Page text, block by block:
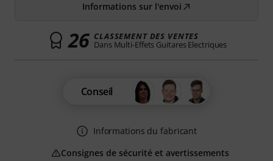
Informations sur l'envoi
26 CLASSEMENT DES VENTES
Dans Multi-Effets Guitares Electriques
Conseil
Informations du fabricant
Consignes de sécurité et avertissements